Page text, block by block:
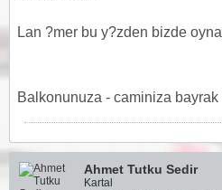
Lan ?mer bu y?zden bizde
Balkonunuza - caminiza bayrak
Ahmet Tutku Sedir
Kartal